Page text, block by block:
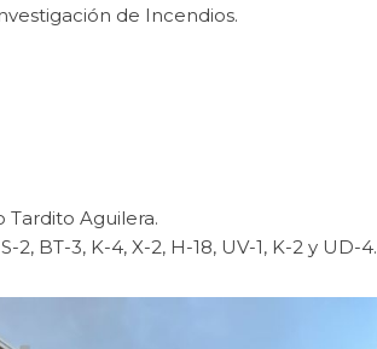
de Incendios.
Tardito Aguilera.
2, BT-3, K-4, X-2, H-18, UV-1, K-2 y UD-4.